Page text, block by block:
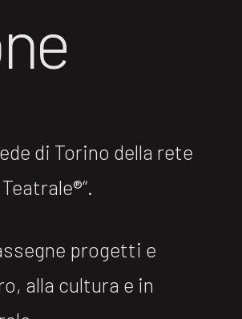
di Torino della rete
progetti e
alla cultura e in